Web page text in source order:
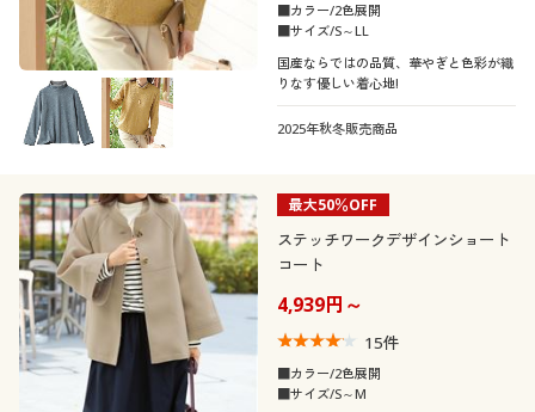
■カラー/2色展開
■サイズ/S～LL
国産ならではの品質、華やぎと色彩が織
りなす優しい着心地!
2025年秋冬販売商品
最大50％OFF
ステッチワークデザインショート
コート
4,939円～
15件
■カラー/2色展開
■サイズ/S～M